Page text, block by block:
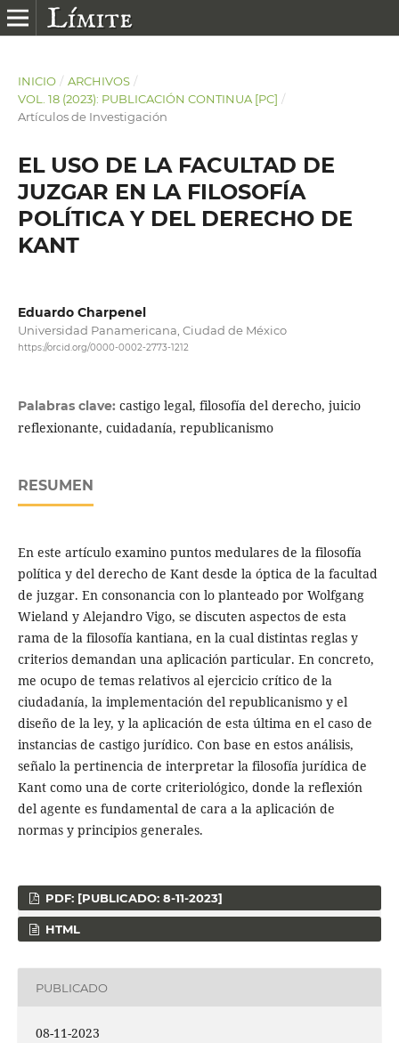
INICIO / ARCHIVOS /
VOL. 18 (2023): PUBLICACIÓN CONTINUA [PC] /
Artículos de Investigación
EL USO DE LA FACULTAD DE
JUZGAR EN LA FILOSOFÍA
POLÍTICA Y DEL DERECHO DE
KANT
Eduardo Charpenel
Universidad Panamericana, Ciudad de México
https://orcid.org/0000-0002-2773-1212
Palabras clave: castigo legal, filosofía del derecho, juicio
reflexionante, cuidadanía, republicanismo
RESUMEN
En este artículo examino puntos medulares de la filosofía
política y del derecho de Kant desde la óptica de la facultad
de juzgar. En consonancia con lo planteado por Wolfgang
Wieland y Alejandro Vigo, se discuten aspectos de esta
rama de la filosofía kantiana, en la cual distintas reglas y
criterios demandan una aplicación particular. En concreto,
me ocupo de temas relativos al ejercicio crítico de la
ciudadanía, la implementación del republicanismo y el
diseño de la ley, y la aplicación de esta última en el caso de
instancias de castigo jurídico. Con base en estos análisis,
señalo la pertinencia de interpretar la filosofía jurídica de
Kant como una de corte criteriológico, donde la reflexión
del agente es fundamental de cara a la aplicación de
normas y principios generales.
PDF: [PUBLICADO: 8-11-2023]
HTML
PUBLICADO
08-11-2023